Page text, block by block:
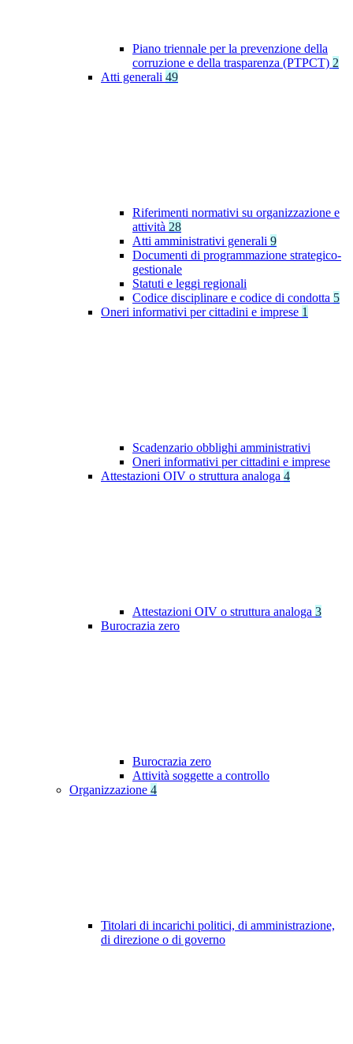
Piano triennale per la prevenzione della
corruzione e della trasparenza (PTPCT) 2
Atti generali 49
Riferimenti normativi su organizzazione e
attività 28
Atti amministrativi generali 9
Documenti di programmazione strategico-
gestionale
Statuti e leggi regionali
Codice disciplinare e codice di condotta 5
Oneri informativi per cittadini e imprese 1
Scadenzario obblighi amministrativi
Oneri informativi per cittadini e imprese
Attestazioni OIV o struttura analoga 4
Attestazioni OIV o struttura analoga 3
Burocrazia zero
Burocrazia zero
Attività soggette a controllo
Organizzazione 4
Titolari di incarichi politici, di amministrazione,
di direzione o di governo